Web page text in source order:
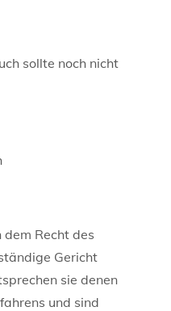
sollte noch nicht
dem Recht des
Gericht
sie denen
und sind